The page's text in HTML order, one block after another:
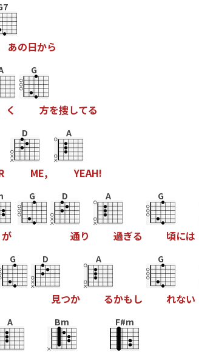
あの日から
く
G
方を捜してる
D
ME,
A
YEAH!
が
G D
通り
A
過ぎる
G
頃には
G D
見つか
A
るかもし
G
れない
A Bm F#m